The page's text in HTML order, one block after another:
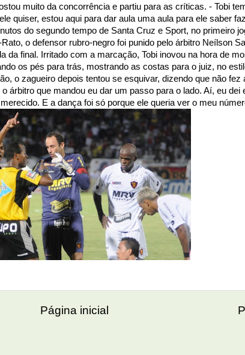
muito da concorrência e partiu para as críticas. - Tobi
quiser, estou aqui para dar aula uma aula para ele saber
do segundo tempo de Santa Cruz e Sport, no primeiro
o defensor rubro-negro foi punido pelo árbitro Neílson
da final. Irritado com a marcação, Tobi inovou na hora de
os pés para trás, mostrando as costas para o juiz, no
o zagueiro depois tentou se esquivar, dizendo que não
árbitro que mandou eu dar um passo para o lado. Aí, eu dei
E a dança foi só porque ele queria ver o meu
Página inicial